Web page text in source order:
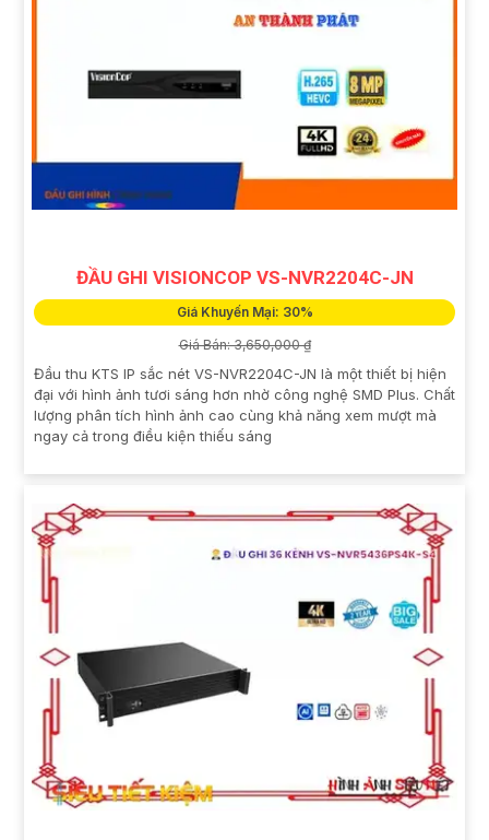
ĐẦU GHI VISIONCOP VS-NVR2204C-JN
Giá Khuyến Mại: 30%
Giá Bán: 3,650,000 ₫
Đầu thu KTS IP sắc nét VS-NVR2204C-JN là một thiết bị hiện
đại với hình ảnh tươi sáng hơn nhờ công nghệ SMD Plus. Chất
lượng phân tích hình ảnh cao cùng khả năng xem mượt mà
ngay cả trong điều kiện thiếu sáng